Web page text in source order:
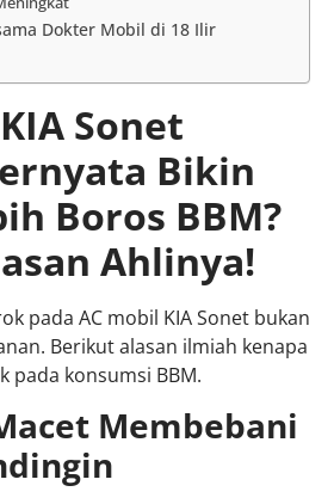
Dokter Mobil di 18 Ilir
Sonet
Bikin
Boros BBM?
Ahlinya!
pada AC mobil KIA Sonet bukan
Berikut alasan ilmiah kenapa
pada konsumsi BBM.
Membebani